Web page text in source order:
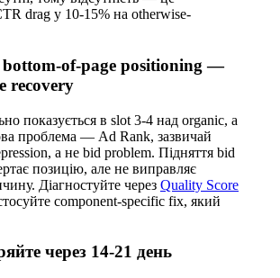
drag у 10-15% на otherwise-
bottom-of-page positioning —
recovery
показується в slot 3-4 над organic, а
проблема — Ad Rank, зазвичай
а не bid problem. Підняття bid
позицію, але не виправляє
Діагностуйте через Quality Score
component-specific fix, який
через 14-21 день